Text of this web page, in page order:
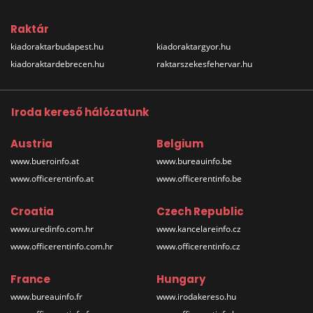
Raktár
kiadoraktarbudapest.hu
kiadoraktardebrecen.hu
kiadoraktargyor.hu
raktarszekesfehervar.hu
Iroda kereső hálózatunk
Austria
www.bueroinfo.at
www.officerentinfo.at
Belgium
www.bureauinfo.be
www.officerentinfo.be
Croatia
www.uredinfo.com.hr
www.officerentinfo.com.hr
Czech Republic
www.kancelareinfo.cz
www.officerentinfo.cz
France
www.bureauinfo.fr
Hungary
www.irodakereso.hu